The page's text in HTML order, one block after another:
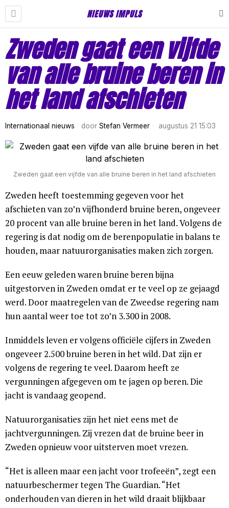
NIEUWS IMPULS
Zweden gaat een vijfde
van alle bruine beren in
het land afschieten
Internationaal nieuws door Stefan Vermeer augustus 21 15:03
Zweden gaat een vijfde van alle bruine beren in het land afschieten
Zweden heeft toestemming gegeven voor het
afschieten van zo’n vijfhonderd bruine beren, ongeveer
20 procent van alle bruine beren in het land. Volgens de
regering is dat nodig om de berenpopulatie in balans te
houden, maar natuurorganisaties maken zich zorgen.
Een eeuw geleden waren bruine beren bijna
uitgestorven in Zweden omdat er te veel op ze gejaagd
werd. Door maatregelen van de Zweedse regering nam
hun aantal weer toe tot zo’n 3.300 in 2008.
Inmiddels leven er volgens officiële cijfers in Zweden
ongeveer 2.500 bruine beren in het wild. Dat zijn er
volgens de regering te veel. Daarom heeft ze
vergunningen afgegeven om te jagen op beren. Die
jacht is vandaag geopend.
Natuurorganisaties zijn het niet eens met de
jachtvergunningen. Zij vrezen dat de bruine beer in
Zweden opnieuw voor uitsterven moet vrezen.
“Het is alleen maar een jacht voor trofeeën”, zegt een
natuurbeschermer tegen The Guardian. “Het
onderhouden van dieren in het wild draait blijkbaar